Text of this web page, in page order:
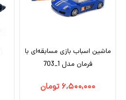
ماشین اسباب بازی مسابقه‌ای با
فرمان مدل 1_703
۶,۵۰۰,۰۰۰ تومان